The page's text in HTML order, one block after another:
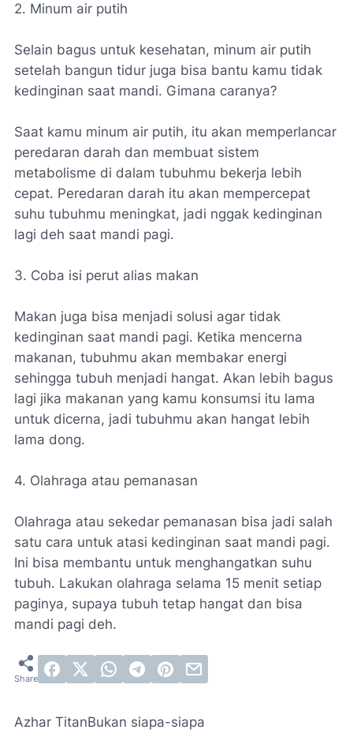
2. Minum air putih
Selain bagus untuk kesehatan, minum air putih
setelah bangun tidur juga bisa bantu kamu tidak
kedinginan saat mandi. Gimana caranya?
Saat kamu minum air putih, itu akan memperlancar
peredaran darah dan membuat sistem
metabolisme di dalam tubuhmu bekerja lebih
cepat. Peredaran darah itu akan mempercepat
suhu tubuhmu meningkat, jadi nggak kedinginan
lagi deh saat mandi pagi.
3. Coba isi perut alias makan
Makan juga bisa menjadi solusi agar tidak
kedinginan saat mandi pagi. Ketika mencerna
makanan, tubuhmu akan membakar energi
sehingga tubuh menjadi hangat. Akan lebih bagus
lagi jika makanan yang kamu konsumsi itu lama
untuk dicerna, jadi tubuhmu akan hangat lebih
lama dong.
4. Olahraga atau pemanasan
Olahraga atau sekedar pemanasan bisa jadi salah
satu cara untuk atasi kedinginan saat mandi pagi.
Ini bisa membantu untuk menghangatkan suhu
tubuh. Lakukan olahraga selama 15 menit setiap
paginya, supaya tubuh tetap hangat dan bisa
mandi pagi deh.
Azhar TitanBukan siapa-siapa